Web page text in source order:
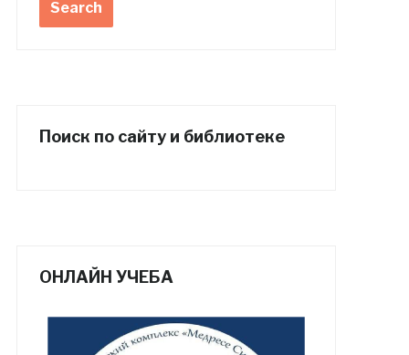
Поиск по сайту и библиотеке
ОНЛАЙН УЧЕБА